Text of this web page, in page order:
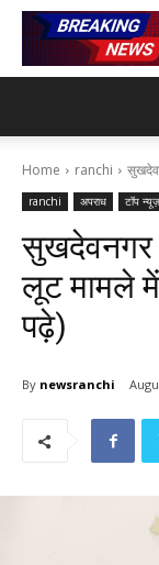
Home ranchi
ranchi अपराध टॉप न्यूज़
सुखदेवनगर
लूट मामले
पढ़े)
By newsranchi